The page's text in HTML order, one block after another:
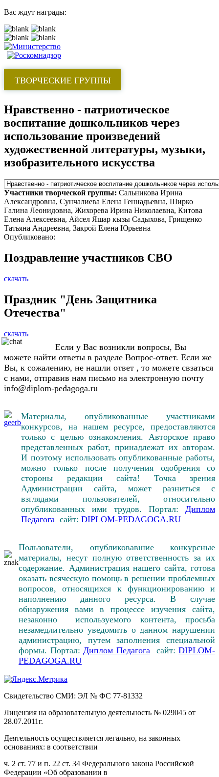
Вас ждут награды:
ТВОРЧЕСКИЕ ГРУППЫ
Нравственно - патриотическое
воспитание дошкольников через
использование произведений
художественной литературы, музыки,
изобразительного искусства
Участники творческой группы: Сальникова Ирина
Александровна, Сунчалиева Елена Геннадьевна, Ширко
Галина Леонидовна, Жихорева Ирина Николаевна, Китова
Елена Алексеевна, Айсел Яшар кызы Садыхова, Грищенко
Татьяна Андреевна, Закрой Елена Юрьевна
Опубликовано:
Поздравление участников СВО
скачать
Праздник "День Защитника
Отечества"
скачать
Если у Вас возникли вопросы, Вы
можете найти ответы в разделе Вопрос-ответ. Если же
Вы, к сожалению, не нашли ответ , то можете свзаться
с нами, отправив нам письмо на электронную почту
info@diplom-pedagoga.ru
Материалы, опубликованные участниками
конкурсов, на нашем ресурсе, предоставляются
только с целью ознакомления. Авторское право
представленных работ, принадлежат их авторам.
И поэтому использовать опубликованные работы,
можно только после получения одобрения со
стороны редакции сайта! Точка зрения
Администрации сайта, может разниться с
взглядами пользователей, относительно
опубликованных ими трудов. Портал: Диплом
Педагога сайт: DIPLOM-PEDAGOGA.RU
Пользователи, опубликовавшие конкурсные
материалы, несут полную ответственность за их
содержание. Администрация нашего сайта, готова
оказать всяческую помощь в решении проблемных
вопросов, относящихся к функционированию и
наполнению данного ресурса. В случае
обнаружения вами в процессе изучения сайта,
незаконно используемого контента, просьба
незамедлительно уведомить о данном нарушении
администрацию, путем заполнения специальной
формы. Портал: Диплом Педагога сайт: DIPLOM-
PEDAGOGA.RU
Свидетельство СМИ: ЭЛ № ФС 77-81332
Лицензия на образовательную деятельность № 029045 от
28.07.2011г.
Деятельность осуществляется легально, на законных
основаниях: в соответствии
ч. 2 ст. 77 и п. 22 ст. 34 Федерального закона Российской
Федерации «Об образовании в